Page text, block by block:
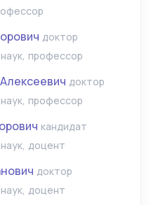
доктор
профессор
доктор
профессор
кандидат
доцент
доктор
доцент